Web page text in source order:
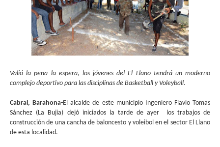
Valió la pena la espera, los jóvenes del El Llano tendrá un moderno
complejo deportivo para las disciplinas de Basketball y Voleyball.
Cabral, Barahona-El alcalde de este municipio Ingeniero Flavio Tomas
Sánchez (La Bujia) dejó iniciados la tarde de ayer los trabajos de
construcción de una cancha de baloncesto y voleibol en el sector El Llano
de esta localidad.